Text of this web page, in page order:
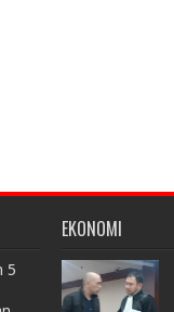
5
EKONOMI